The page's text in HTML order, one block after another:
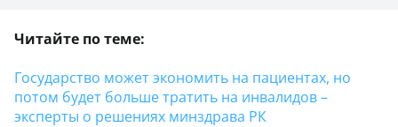
Читайте по теме:
Государство может экономить на пациентах, но
потом будет больше тратить на инвалидов –
эксперты о решениях минздрава РК